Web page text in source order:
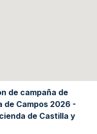
de campaña de
Campos 2026 -
de Castilla y